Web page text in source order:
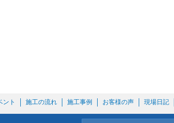
ント 施工の流れ 施工事例 お客様の声 現場日記